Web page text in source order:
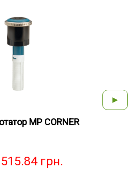
MP CORNER
515.84 грн.
►